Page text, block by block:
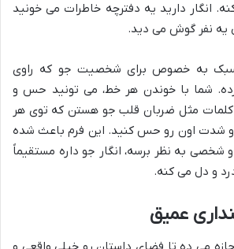
انگار دارید یه دفترچه خاطرات می خونید
یه نفر گوش می دید.
سبک به خصوص برای شخصیت جو که راوی
شما با خوندن هر خط، می تونید حس و
مثل ضربان قلب جو هستن که توی هر
شدت اون رو حس کنید. این فرم باعث شده
به نظر برسه، انگار جو داره مستقیماً
و دل می کنه.
عمیق